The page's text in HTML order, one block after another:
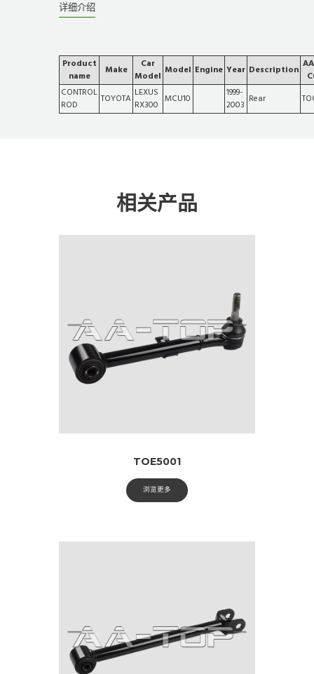
详细介绍
Product
name
Make
Car
Model Model Engine Year Description
CONTROL
ROD
TOYOTA LEXUS
RX300 MCU10
1999-
2003 Rear
相关产品
TOE5001
浏览更多